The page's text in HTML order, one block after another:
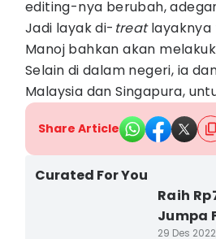
editing-nya berubah,
Jadi layak di- treatlayaknya
Manoj bahkan akan
Selain di dalam negeri, ia
Malaysia dan Singapura,
Share Article
Curated For You
Raih
Jumpa
29 Des